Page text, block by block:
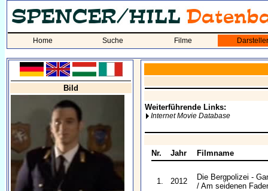
Home Suche Filme Darsteller
Bild
Weiterführende Links:
Internet Movie Database
Nr. Jahr Filmname
1. 2012
Die Bergpolizei -
/ Am seidenen